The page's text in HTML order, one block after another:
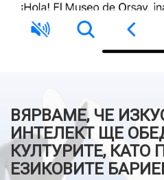
ВЯРВАМЕ, ЧЕ
ИНТЕЛЕКТ ЩЕ
КУЛТУРИТЕ, КАТО
ЕЗИКОВИТЕ